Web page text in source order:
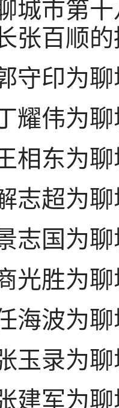
市第十八
张百顺
印为聊
伟为聊
东为聊
超为聊
国为聊
胜为聊
波为聊
录为聊
军为聊